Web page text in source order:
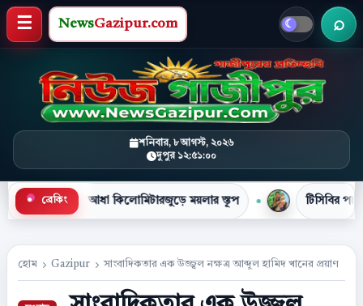
শনিবার, ৮ আগস্ট, ২০২৬
দুপুর ১২:৫১:০১
মেনু খুলুন
NewsGazipur.com
● ব্রেকিং
আধা কিলোমিটারজুড়ে ময়লার স্তূপ টিসিবির পণ্যের লাইনে
হোম Gazipur সাংবাদিকতার এক উজ্জ্বল নক্ষত্র আব্দুল হামিদ খানের প্রয়াণ